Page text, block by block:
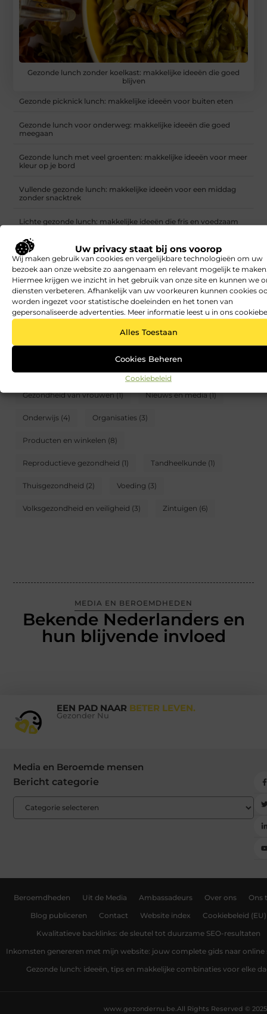
Uw privacy staat bij ons voorop
Wij maken gebruik van cookies en vergelijkbare technologieën om uw
bezoek aan onze website zo aangenaam en relevant mogelijk te
Hiermee krijgen we inzicht in het gebruik van onze site en kunnen we
diensten verbeteren. Afhankelijk van uw voorkeuren kunnen cookies
worden ingezet voor statistische doeleinden en het tonen van
gepersonaliseerde advertenties. Meer informatie leest u in ons
Alles Toestaan
Cookies Beheren
Cookiebeleid
Gezonde lunch zonder koelkast: makkelijke ideeën die goed
blijven
Gezonde picknick lunch: makkelijke ideeën voor buiten eten
Gezonde lunch voor onderweg: makkelijke ideeën die goed
meegaan
Gezonde lunch met veel groenten: makkelijke ideeën voor meer
kleur op je bord
Vullende gezonde lunch: makkelijke ideeën voor een middag
zonder snacktrek
Lichte gezonde lunch: makkelijke ideeën die fris en voedzaam
Gezonde lunch voor afvallen: makkelijke ideeën die goed vullen
CATEGORIEËN
Aandoeningen en ziekten(7) Alternatief(3)
(2)
Gezonde lunch(42) Gezondheid van kinderen(2)
Gezondheid van vrouwen(1) Nieuws en media(1)
Onderwijs (4) Organisaties (3)
Producten en winkelen (8)
Reproductieve gezondheid (1) Tandheelkunde (1)
Thuisgezondheid (2) Voeding (3)
Volksgezondheid en veiligheid (3) Zintuigen (6)
MEDIA EN BEROEMDHEDEN
Bekende Nederlanders en
hun blijvende invloed
EEN PAD NAAR BETER LEVEN.
Gezonder Nu
Media en Beroemde mensen
Bericht categorie
Beroemdheden Uit de Media Ambassadeurs Over ons Ons
Blog publiceren Contact Website index Cookiebeleid (EU)
Kwalitatieve backlinks: de sleutel tot duurzame SEO-resultaten
Inkomsten genereren met mijn website: jouw complete gids naar online
Gezonde lunch: ideeën, tips en makkelijke combinaties voor elke
All Rights Reserved © 2025
www.gezondernu.be.